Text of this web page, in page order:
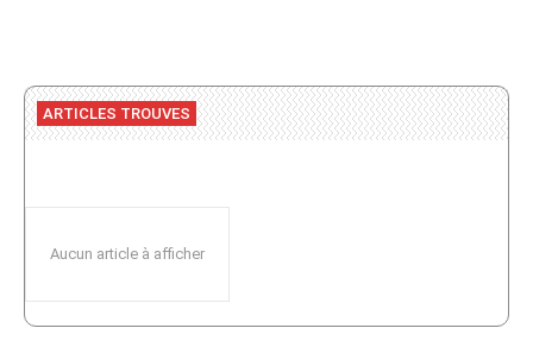
ARTICLES TROUVES
Aucun article à afficher